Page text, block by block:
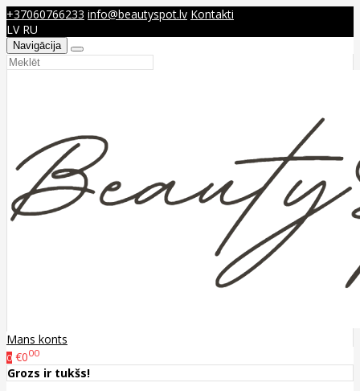
+37060766233 info@beautyspot.lv Kontakti
LV RU
Navigācija
Mans konts
0 €000
Grozs ir tukšs!